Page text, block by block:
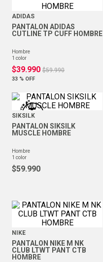
ADIDAS
PANTALON ADIDAS
CUTLINE TP CUFF HOMBRE
hombre
1 color
$39.990 $59.990
33 % OFF
SIKSILK
PANTALON SIKSILK
MUSCLE HOMBRE
hombre
1 color
$59.990
NIKE
PANTALON NIKE M NK
CLUB LTWT PANT CTB
HOMBRE